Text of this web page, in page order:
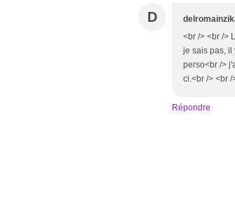
D
<br /> <br />
je sais pas, il
perso<br />
ci.<br /> <br /
Répondre